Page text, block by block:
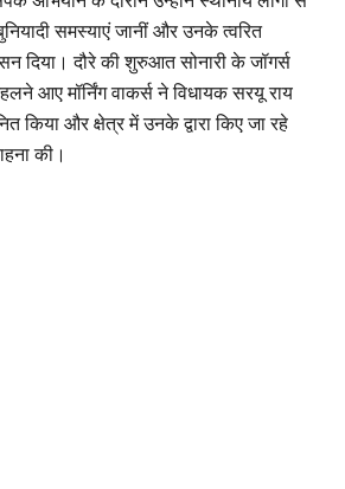
समस्याएं जानीं और उनके त्वरित
दिया। दौरे की शुरुआत सोनारी के जॉगर्स
आए मॉर्निंग वाकर्स ने विधायक सरयू राय
किया और क्षेत्र में उनके द्वारा किए जा रहे
की।